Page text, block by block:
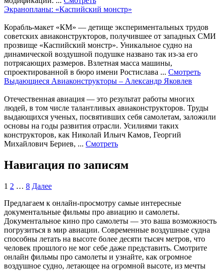
Экранопланы: «Каспийский монстр»
Корабль-макет «КМ» — детище экспериментальных трудов
советских авиаконструкторов, получившее от западных СМИ
прозвище «Каспийский монстр». Уникальное судно на
динамической воздушной подушке названо так из-за его
потрясающих размеров. Взлетная масса машины,
спроектированной в бюро имени Ростислава ... Смотреть
Выдающиеся Авиаконструкторы – Александр Яковлев
Отечественная авиация — это результат работы многих
людей, в том числе талантливых авиаконструкторов. Труды
выдающихся ученых, посвятивших себя самолетам, заложили
основы на годы развития отрасли. Усилиями таких
конструкторов, как Николай Ильич Камов, Георгий
Михайлович Бериев, ... Смотреть
Навигация по записям
1 2 … 8 Далее
Предлагаем к онлайн-просмотру самые интересные
документальные фильмы про авиацию и самолеты.
Документальное кино про самолеты — это ваша возможность
погрузиться в мир авиации. Современные воздушные судна
способны летать на высоте более десяти тысяч метров, что
человек прошлого не мог себе даже представить. Смотрите
онлайн фильмы про самолеты и узнайте, как огромное
воздушное судно, летающее на огромной высоте, из мечты